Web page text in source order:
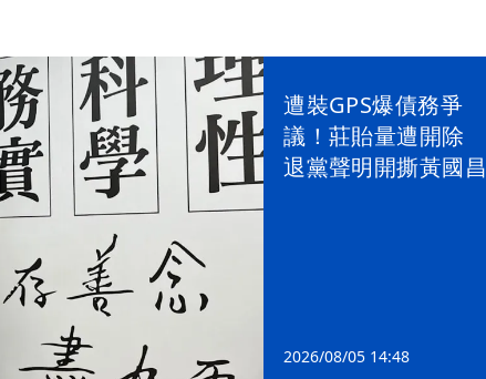
遭裝GPS爆債務爭
議！莊貽量遭開除
退黨聲明開撕黃國昌
2026/08/05 14:48